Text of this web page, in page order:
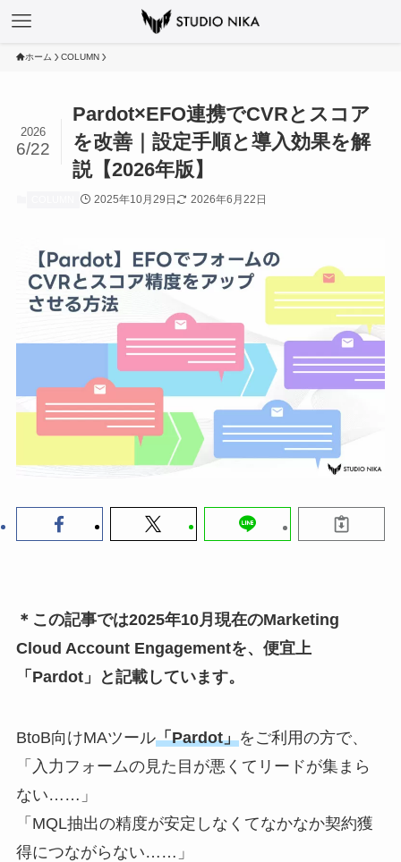
ホーム COLUMN
Pardot×EFO連携でCVRとスコア
を改善｜設定手順と導入効果を解
説【2026年版】
2026
6/22
2025年10月29日 2026年6月22日
＊この記事では2025年10月現在のMarketing
Cloud Account Engagementを、便宜上
「Pardot」と記載しています。
BtoB向けMAツール「Pardot」をご利用の方で、
「入力フォームの見た目が悪くてリードが集まら
ない……」
「MQL抽出の精度が安定しなくてなかなか契約獲
得につながらない……」